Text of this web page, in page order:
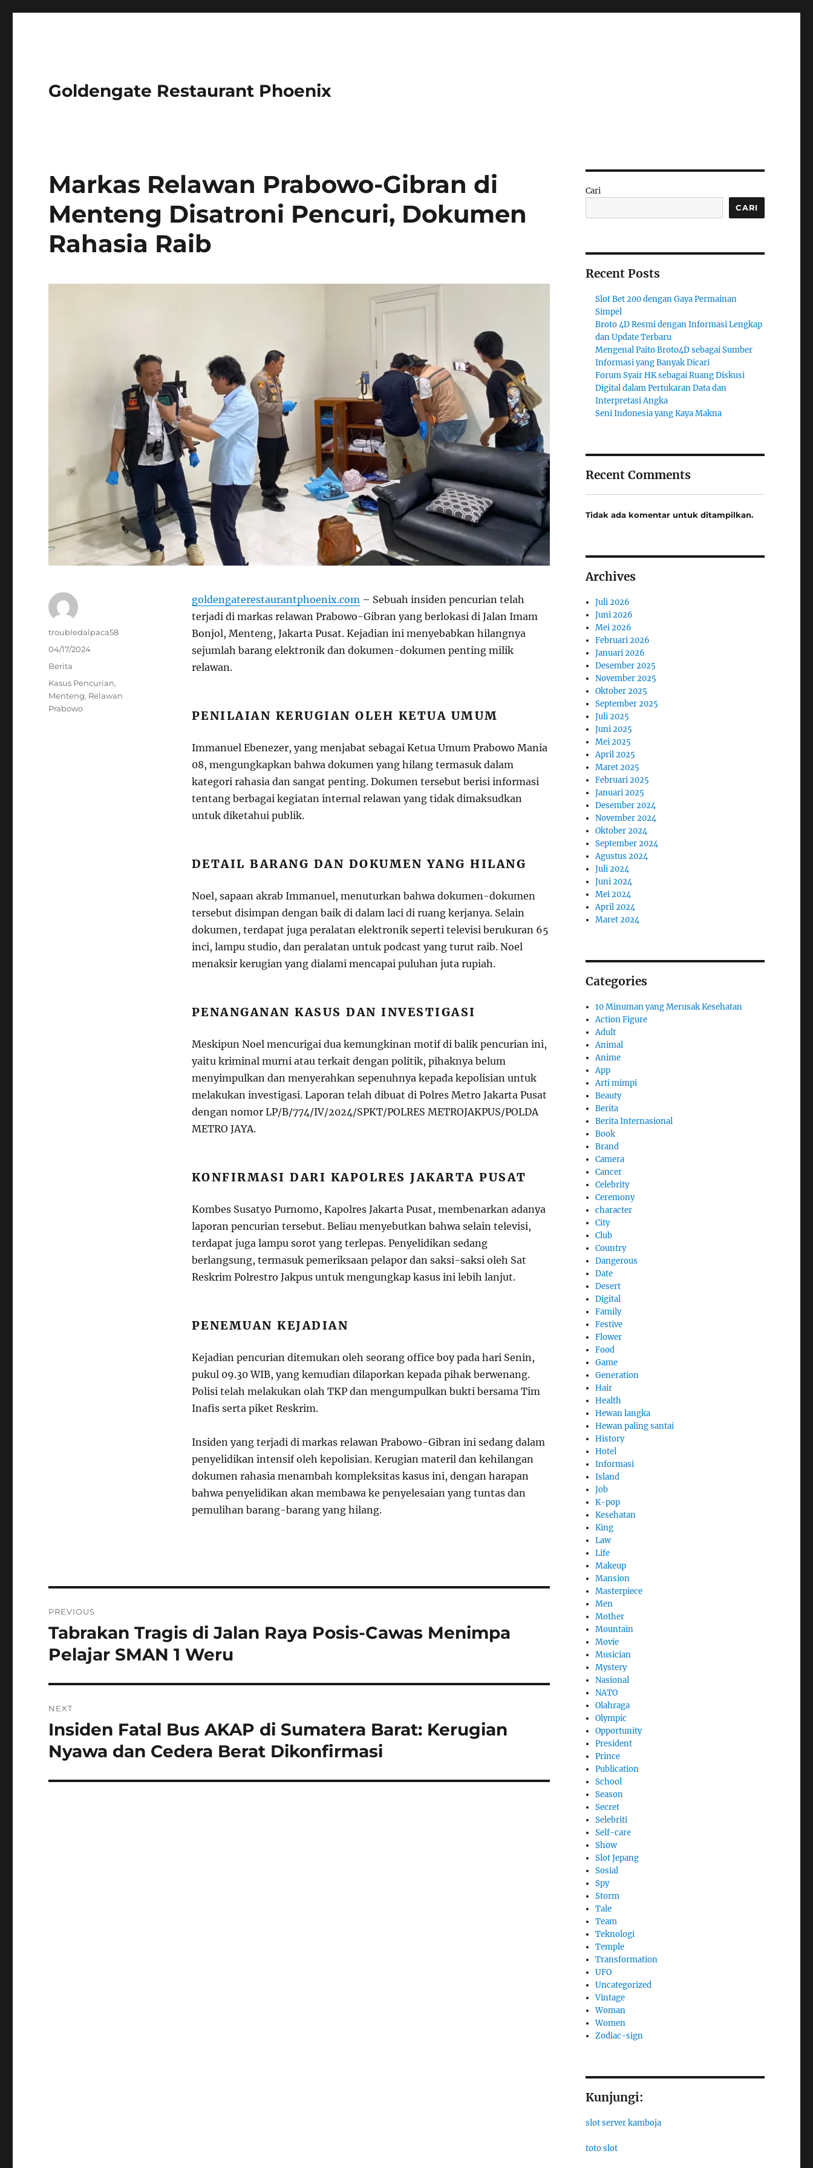
Goldengate Restaurant Phoenix
Markas Relawan Prabowo-Gibran di
Menteng Disatroni Pencuri, Dokumen
Rahasia Raib
goldengaterestaurantphoenix.com– Sebuah insiden pencurian telah
terjadi di markas relawan Prabowo-Gibran yang berlokasi di Jalan Imam
Bonjol, Menteng, Jakarta Pusat. Kejadian ini menyebabkan hilangnya
sejumlah barang elektronik dan dokumen-dokumen penting milik
relawan.
PENILAIAN KERUGIAN OLEH KETUA UMUM
Immanuel Ebenezer, yang menjabat sebagai Ketua Umum Prabowo Mania
08, mengungkapkan bahwa dokumen yang hilang termasuk dalam
kategori rahasia dan sangat penting. Dokumen tersebut berisi informasi
tentang berbagai kegiatan internal relawan yang tidak dimaksudkan
untuk diketahui publik.
DETAIL BARANG DAN DOKUMEN YANG HILANG
Noel, sapaan akrab Immanuel, menuturkan bahwa dokumen-dokumen
tersebut disimpan dengan baik di dalam laci di ruang kerjanya. Selain
dokumen, terdapat juga peralatan elektronik seperti televisi berukuran 65
inci, lampu studio, dan peralatan untuk podcast yang turut raib. Noel
menaksir kerugian yang dialami mencapai puluhan juta rupiah.
PENANGANAN KASUS DAN INVESTIGASI
Meskipun Noel mencurigai dua kemungkinan motif di balik pencurian ini,
yaitu kriminal murni atau terkait dengan politik, pihaknya belum
menyimpulkan dan menyerahkan sepenuhnya kepada kepolisian untuk
melakukan investigasi. Laporan telah dibuat di Polres Metro Jakarta Pusat
dengan nomor LP/B/774/IV/2024/SPKT/POLRES METROJAKPUS/POLDA
METRO JAYA.
KONFIRMASI DARI KAPOLRES JAKARTA PUSAT
Kombes Susatyo Purnomo, Kapolres Jakarta Pusat, membenarkan adanya
laporan pencurian tersebut. Beliau menyebutkan bahwa selain televisi,
terdapat juga lampu sorot yang terlepas. Penyelidikan sedang
berlangsung, termasuk pemeriksaan pelapor dan saksi-saksi oleh Sat
Reskrim Polrestro Jakpus untuk mengungkap kasus ini lebih lanjut.
PENEMUAN KEJADIAN
Kejadian pencurian ditemukan oleh seorang office boy pada hari Senin,
pukul 09.30 WIB, yang kemudian dilaporkan kepada pihak berwenang.
Polisi telah melakukan olah TKP dan mengumpulkan bukti bersama Tim
Inafis serta piket Reskrim.
Insiden yang terjadi di markas relawan Prabowo-Gibran ini sedang dalam
penyelidikan intensif oleh kepolisian. Kerugian materil dan kehilangan
dokumen rahasia menambah kompleksitas kasus ini, dengan harapan
bahwa penyelidikan akan membawa ke penyelesaian yang tuntas dan
pemulihan barang-barang yang hilang.
Author
troubledalpaca58
Posted
04/17/2024
Categories
Berita
Tags
Kasus Pencurian,
Menteng, Relawan
Prabowo
pos
PREVIOUS
Previous
post:
Tabrakan Tragis di Jalan Raya Posis-Cawas Menimpa
Pelajar SMAN 1 Weru
NEXT
Next
post:
Insiden Fatal Bus AKAP di Sumatera Barat: Kerugian
Nyawa dan Cedera Berat Dikonfirmasi
Cari
CARI
Recent Posts
Slot Bet 200 dengan Gaya Permainan
Simpel
Broto 4D Resmi dengan Informasi Lengkap
dan Update Terbaru
Mengenal Paito Broto4D sebagai Sumber
Informasi yang Banyak Dicari
Forum Syair HK sebagai Ruang Diskusi
Digital dalam Pertukaran Data dan
Interpretasi Angka
Seni Indonesia yang Kaya Makna
Recent Comments
Tidak ada komentar untuk ditampilkan.
Archives
Juli 2026
Juni 2026
Mei 2026
Februari 2026
Januari 2026
Desember 2025
November 2025
Oktober 2025
September 2025
Juli 2025
Juni 2025
Mei 2025
April 2025
Maret 2025
Februari 2025
Januari 2025
Desember 2024
November 2024
Oktober 2024
September 2024
Agustus 2024
Juli 2024
Juni 2024
Mei 2024
April 2024
Maret 2024
Categories
10 Minuman yang Merusak Kesehatan
Action Figure
Adult
Animal
Anime
App
Arti mimpi
Beauty
Berita
Berita Internasional
Book
Brand
Camera
Cancer
Celebrity
Ceremony
character
City
Club
Country
Dangerous
Date
Desert
Digital
Family
Festive
Flower
Food
Game
Generation
Hair
Health
Hewan langka
Hewan paling santai
History
Hotel
Informasi
Island
Job
K-pop
Kesehatan
King
Law
Life
Makeup
Mansion
Masterpiece
Men
Mother
Mountain
Movie
Musician
Mystery
Nasional
NATO
Olahraga
Olympic
Opportunity
President
Prince
Publication
School
Season
Secret
Selebriti
Self-care
Show
Slot Jepang
Sosial
Spy
Storm
Tale
Team
Teknologi
Temple
Transformation
UFO
Uncategorized
Vintage
Woman
Women
Zodiac-sign
Kunjungi:
slot server kamboja
toto slot